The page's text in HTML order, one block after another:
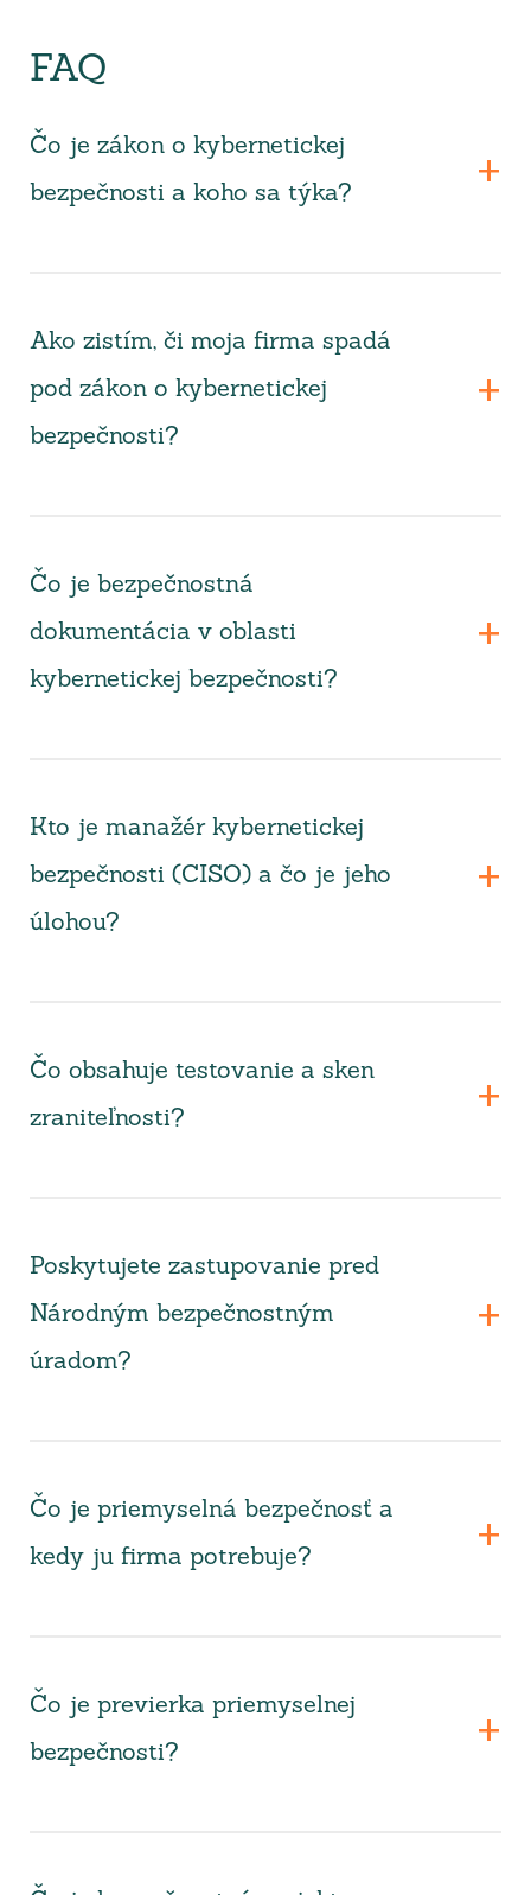
FAQ
Čo je zákon o kybernetickej
bezpečnosti a koho sa týka?
Ako zistím, či moja firma spadá
pod zákon o kybernetickej
bezpečnosti?
Čo je bezpečnostná
dokumentácia v oblasti
kybernetickej bezpečnosti?
Kto je manažér kybernetickej
bezpečnosti (CISO) a čo je jeho
úlohou?
Čo obsahuje testovanie a sken
zraniteľnosti?
Poskytujete zastupovanie pred
Národným bezpečnostným
úradom?
Čo je priemyselná bezpečnosť a
kedy ju firma potrebuje?
Čo je previerka priemyselnej
bezpečnosti?